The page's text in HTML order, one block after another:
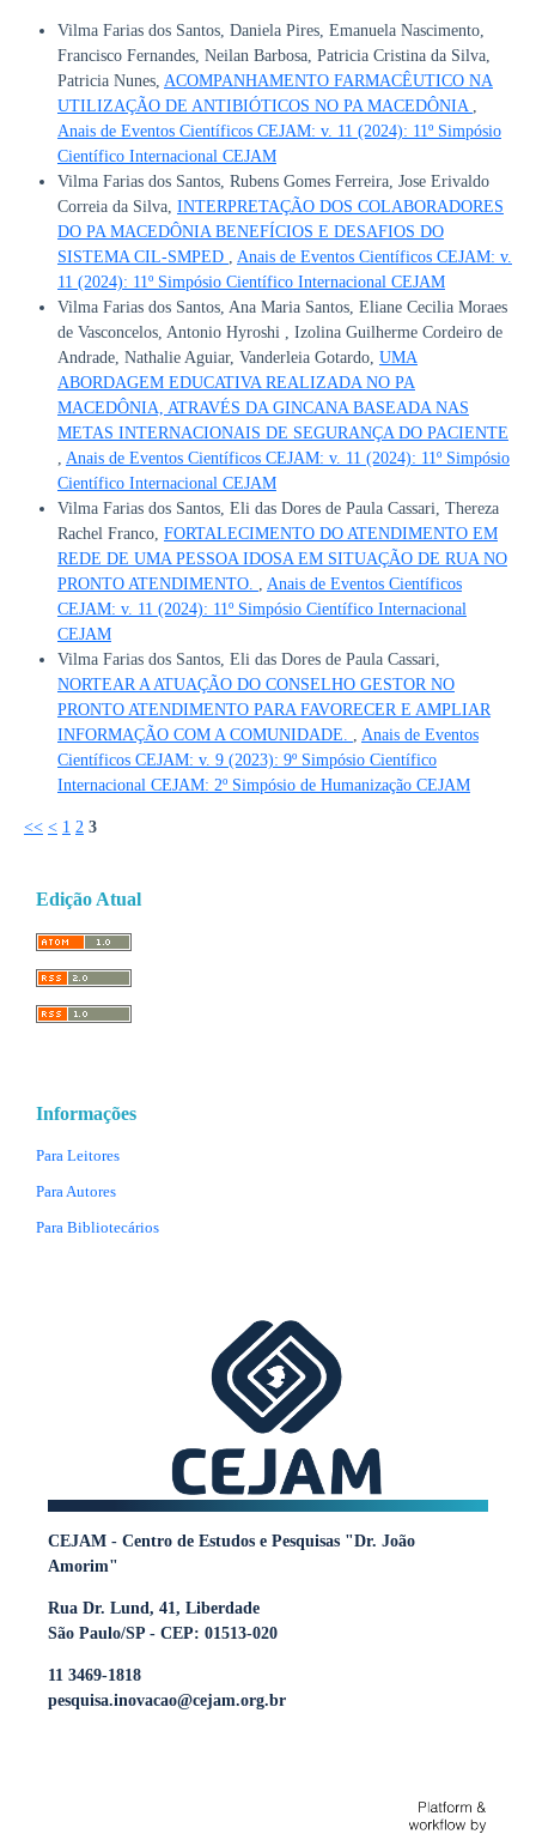
Vilma Farias dos Santos, Daniela Pires, Emanuela Nascimento,
Francisco Fernandes, Neilan Barbosa, Patricia Cristina da Silva,
Patricia Nunes, ACOMPANHAMENTO FARMACÊUTICO NA
UTILIZAÇÃO DE ANTIBIÓTICOS NO PA MACEDÔNIA
Anais de Eventos Científicos CEJAM: v. 11 (2024): 11º Simpósio
Científico Internacional CEJAM
Vilma Farias dos Santos, Rubens Gomes Ferreira, Jose Erivaldo
Correia da Silva, INTERPRETAÇÃO DOS COLABORADORES
DO PA MACEDÔNIA BENEFÍCIOS E DESAFIOS DO
SISTEMA CIL-SMPED
Anais de Eventos Científicos CEJAM: v.
11 (2024): 11º Simpósio Científico Internacional CEJAM
Vilma Farias dos Santos, Ana Maria Santos, Eliane Cecilia Moraes
de Vasconcelos, Antonio Hyroshi , Izolina Guilherme Cordeiro de
Andrade, Nathalie Aguiar, Vanderleia Gotardo, UMA
ABORDAGEM EDUCATIVA REALIZADA NO PA
MACEDÔNIA, ATRAVÉS DA GINCANA BASEADA NAS
METAS INTERNACIONAIS DE SEGURANÇA DO PACIENTE
Anais de Eventos Científicos CEJAM: v. 11 (2024): 11º Simpósio
Científico Internacional CEJAM
Vilma Farias dos Santos, Eli das Dores de Paula Cassari, Thereza
Rachel Franco, FORTALECIMENTO DO ATENDIMENTO EM
REDE DE UMA PESSOA IDOSA EM SITUAÇÃO DE RUA NO
PRONTO ATENDIMENTO.
Anais de Eventos Científicos
CEJAM: v. 11 (2024): 11º Simpósio Científico Internacional
CEJAM
Vilma Farias dos Santos, Eli das Dores de Paula Cassari,
NORTEAR A ATUAÇÃO DO CONSELHO GESTOR NO
PRONTO ATENDIMENTO PARA FAVORECER E AMPLIAR
INFORMAÇÃO COM A COMUNIDADE.
Anais de Eventos
Científicos CEJAM: v. 9 (2023): 9º Simpósio Científico
Internacional CEJAM: 2º Simpósio de Humanização CEJAM
<< < 1 2 3
Edição Atual
Informações
Para Leitores
Para Autores
Para Bibliotecários
CEJAM - Centro de Estudos e Pesquisas "Dr. João
Amorim"
Rua Dr. Lund, 41, Liberdade
São Paulo/SP - CEP: 01513-020
11 3469-1818
pesquisa.inovacao@cejam.org.br